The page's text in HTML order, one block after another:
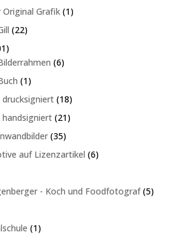
Produkt
Grafik 11
2222
201
Produkte
66
11
Produkt
drucksigniert 1818
Produkte
handsigniert 2121
3535
Produkte
auf Lizenzartikel 66
- Koch und Foodfotograf 55
11